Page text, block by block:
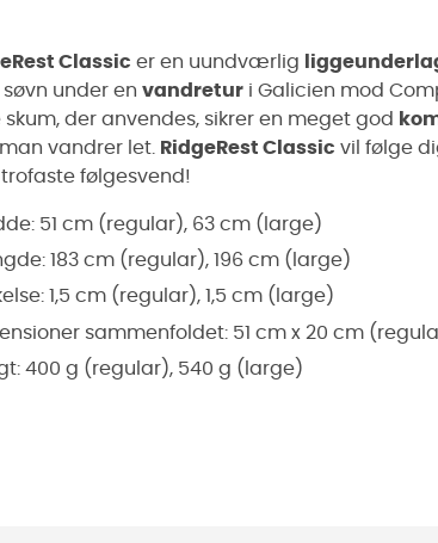
Classic er en uundværlig
under en vandretur i Galicien mod
der anvendes, sikrer en meget god
vandrer let. RidgeRest Classic vil følge
følgesvend!
51 cm (regular), 63 cm (large)
183 cm (regular), 196 cm (large)
1,5 cm (regular), 1,5 cm (large)
sammenfoldet: 51 cm x 20 cm
400 g (regular), 540 g (large)